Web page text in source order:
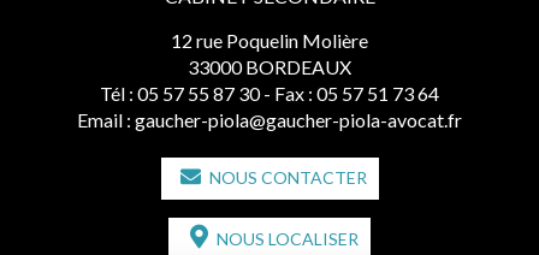
12 rue Poquelin Molière
33000 BORDEAUX
Tél : 05 57 55 87 30 - Fax : 05 57 51 73 64
Email : gaucher-piola@gaucher-piola-avocat.fr
NOUS CONTACTER
NOUS LOCALISER